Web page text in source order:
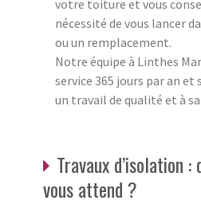
votre toiture et vous
nécessité de vous lancer
ou un remplacement.
Notre équipe à Linthes
service 365 jours par an
un travail de qualité et à
Travaux d’isolation :
vous attend ?